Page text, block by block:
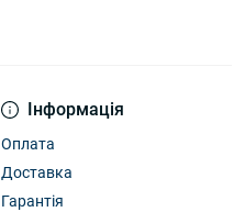
Інформація
Оплата
Доставка
Гарантія